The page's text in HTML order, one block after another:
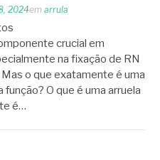
2024em arrula
crucial em
na fixação de RN
o que exatamente é uma
função? O que é uma arruela
é…